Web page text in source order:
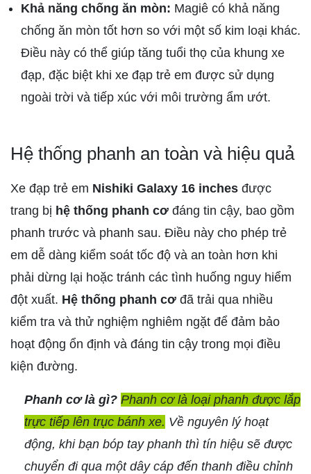
Khả năng chống ăn mòn: Magiê có khả năng
chống ăn mòn tốt hơn so với một số kim loại khác.
Điều này có thể giúp tăng tuổi thọ của khung xe
đạp, đặc biệt khi xe đạp trẻ em được sử dụng
ngoài trời và tiếp xúc với môi trường ẩm ướt.
Hệ thống phanh an toàn và hiệu quả
Xe đạp trẻ em Nishiki Galaxy 16 inches được
trang bị hệ thống phanh cơ đáng tin cậy, bao gồm
phanh trước và phanh sau. Điều này cho phép trẻ
em dễ dàng kiểm soát tốc độ và an toàn hơn khi
phải dừng lại hoặc tránh các tình huống nguy hiểm
đột xuất. Hệ thống phanh cơ đã trải qua nhiều
kiểm tra và thử nghiệm nghiêm ngặt để đảm bảo
hoạt động ổn định và đáng tin cậy trong mọi điều
kiện đường.
Phanh cơ là gì? Phanh cơ là loại phanh được lắp
trực tiếp lên trục bánh xe. Về nguyên lý hoạt
động, khi bạn bóp tay phanh thì tín hiệu sẽ được
chuyển đi qua một dây cáp đến thanh điều chỉnh